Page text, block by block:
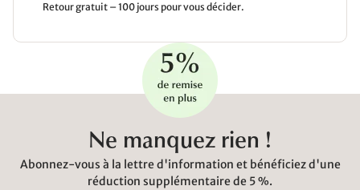
Retour gratuit – 100 jours pour vous décider.
Ne manquez rien !
Abonnez-vous à la lettre d'information et bénéficiez d'une
réduction supplémentaire de 5 %.